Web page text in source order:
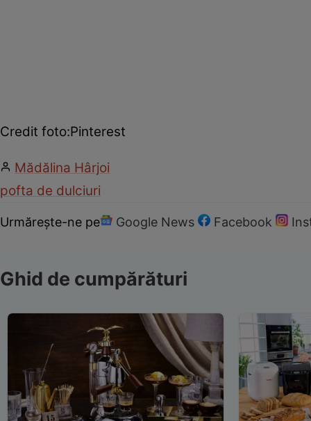
Credit foto:Pinterest
Mădălina Hârjoi
pofta de dulciuri
Urmărește-ne pe Google News Facebook
Ghid de cumpărături